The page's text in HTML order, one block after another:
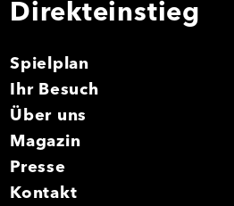
Direkteinstieg
Spielplan
Ihr Besuch
Über uns
Magazin
Presse
Kontakt